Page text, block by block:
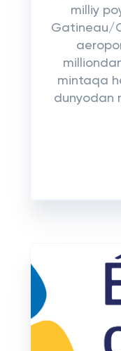
milliy
Gatineau/
mintaqa
dunyodan